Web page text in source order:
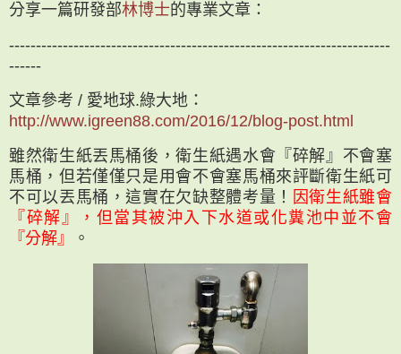
分享一篇研發部林博士的專業文章：
-----------------------------------------------------------------------
------
文章參考 / 愛地球.綠大地：
http://www.igreen88.com/2016/12/blog-post.html
雖然衛生紙丟馬桶後，衛生紙遇水會『碎解』不會塞
馬桶，但若僅僅只是用會不會塞馬桶來評斷衛生紙可
不可以丟馬桶，這實在欠缺整體考量！ 因衛生紙雖會
『碎解』，但當其被沖入下水道或化糞池中並不會
『分解』
。